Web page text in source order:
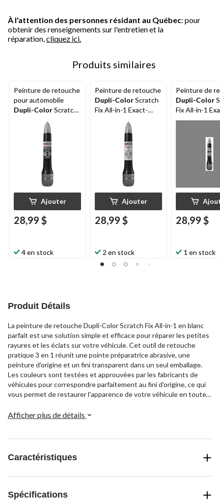
À l'attention des personnes résidant au Québec: pour
obtenir des renseignements sur l'entretien et la
réparation,cliquez ici.
Produits similaires
Peinture de retouche
pour automobile
Dupli-ColorScratch
Fix All-in-1 Exact-
Match, noir métallisé
(universel)
Ajouter
28,99 $
4 en stock
Peinture de retouche
Dupli-ColorScratch
Fix All-in-1 Exact-
Match pour
automobile, blanc
Ajouter
28,99 $
2 en stock
Peinture de
Dupli-Color
Fix All-in-1
Match pour
(CAHA10070)
28,99 $
1 en stock
Produit Détails
La peinture de retouche Dupli-Color Scratch Fix All-in-1 en blanc
parfait est une solution simple et efficace pour réparer les petites
rayures et les éclats sur votre véhicule. Cet outil de retouche
pratique 3 en 1 réunit une pointe préparatrice abrasive, une
peinture d'origine et un fini transparent dans un seul emballage.
Les couleurs sont testées et approuvées par les fabricants de
véhicules pour correspondre parfaitement au fini d'origine, ce qui
vous permet de restaurer l'apparence de votre véhicule en toute
Afficher plus de détails
Caractéristiques
Spécifications